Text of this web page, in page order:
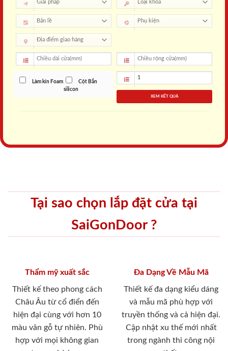
Làm kín Foam
Cột Bắn
silicon
XEM KẾT QUẢ
Tại sao chọn lắp đặt cửa tại
SaiGonDoor ?
Thẩm mỹ xuất sắc
Thiết kế theo phong cách
Châu Âu từ cổ điển đến
hiện đại cùng với hơn 10
màu vân gỗ tự nhiên. Phù
hợp với mọi không gian
Đa Dạng Về Mẫu Mã
Thiết kế đa dạng kiểu dáng
và mẫu mã phù hợp với
truyền thống và cả hiện đại.
Cập nhật xu thế mới nhất
trong ngành thi công nội